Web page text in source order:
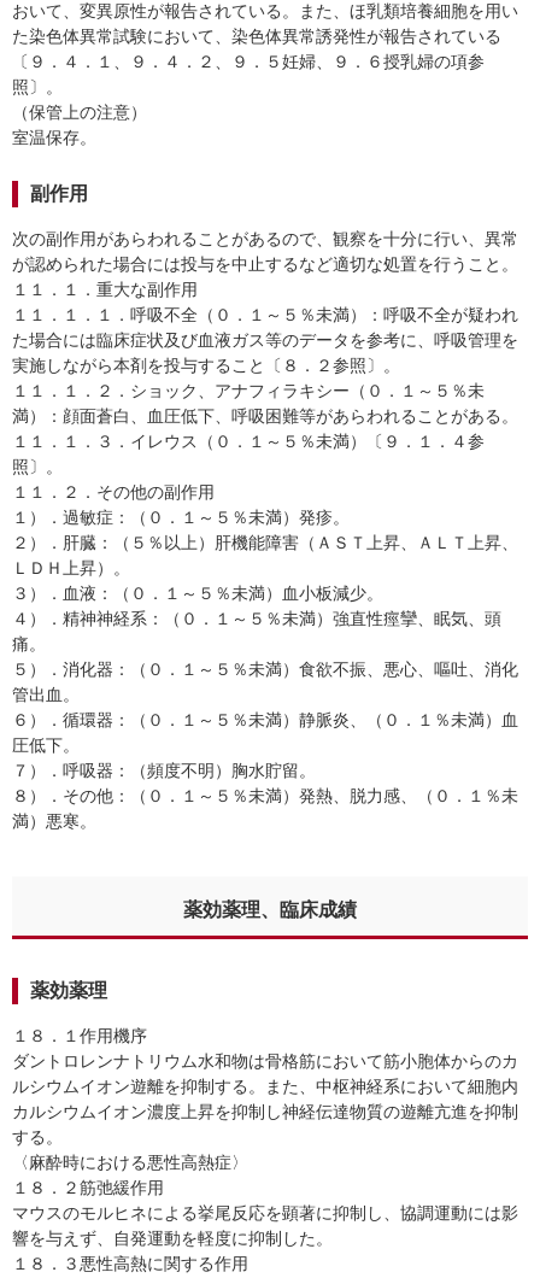
おいて、変異原性が報告されている。また、ほ乳類培養細胞を用い
た染色体異常試験において、染色体異常誘発性が報告されている
〔９．４．１、９．４．２、９．５妊婦、９．６授乳婦の項参
照〕。
（保管上の注意）
室温保存。
副作用
次の副作用があらわれることがあるので、観察を十分に行い、異常
が認められた場合には投与を中止するなど適切な処置を行うこと。
１１．１．重大な副作用
１１．１．１．呼吸不全（０．１～５％未満）：呼吸不全が疑われ
た場合には臨床症状及び血液ガス等のデータを参考に、呼吸管理を
実施しながら本剤を投与すること〔８．２参照〕。
１１．１．２．ショック、アナフィラキシー（０．１～５％未
満）：顔面蒼白、血圧低下、呼吸困難等があらわれることがある。
１１．１．３．イレウス（０．１～５％未満）〔９．１．４参
照〕。
１１．２．その他の副作用
１）．過敏症：（０．１～５％未満）発疹。
２）．肝臓：（５％以上）肝機能障害（ＡＳＴ上昇、ＡＬＴ上昇、
ＬＤＨ上昇）。
３）．血液：（０．１～５％未満）血小板減少。
４）．精神神経系：（０．１～５％未満）強直性痙攣、眠気、頭
痛。
５）．消化器：（０．１～５％未満）食欲不振、悪心、嘔吐、消化
管出血。
６）．循環器：（０．１～５％未満）静脈炎、（０．１％未満）血
圧低下。
７）．呼吸器：（頻度不明）胸水貯留。
８）．その他：（０．１～５％未満）発熱、脱力感、（０．１％未
満）悪寒。
薬効薬理、臨床成績
薬効薬理
１８．１作用機序
ダントロレンナトリウム水和物は骨格筋において筋小胞体からのカ
ルシウムイオン遊離を抑制する。また、中枢神経系において細胞内
カルシウムイオン濃度上昇を抑制し神経伝達物質の遊離亢進を抑制
する。
〈麻酔時における悪性高熱症〉
１８．２筋弛緩作用
マウスのモルヒネによる挙尾反応を顕著に抑制し、協調運動には影
響を与えず、自発運動を軽度に抑制した。
１８．３悪性高熱に関する作用